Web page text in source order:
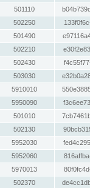
501110
502250
501490
502210
502430
503030
5910010
5950090
501010
502130
5952030
5952060
5970013
502370